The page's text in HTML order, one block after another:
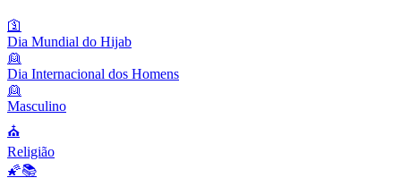
🛐
Dia Mundial do Hijab
👱
Dia Internacional dos Homens
👱
Masculino
⛪️
Religião
🌠📚